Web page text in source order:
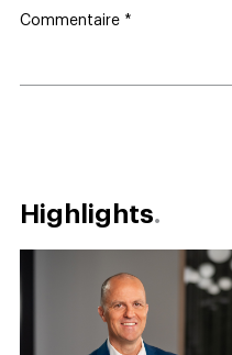
Commentaire *
Highlights